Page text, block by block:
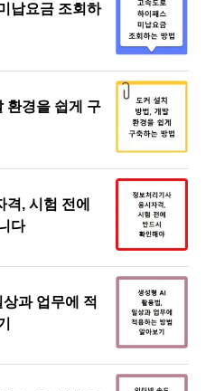
납요금 조회하
환경을 쉽게 구
, 시험 전에
다
과 업무에 적